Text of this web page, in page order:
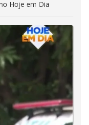
Hoje em Dia